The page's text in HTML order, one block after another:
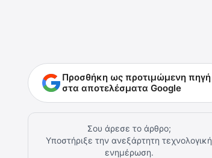
Προσθήκη ως προτιμώμενη πηγή
στα αποτελέσματα Google
Σου άρεσε το άρθρο;
Υποστήριξε την ανεξάρτητη τεχνολογική
ενημέρωση.